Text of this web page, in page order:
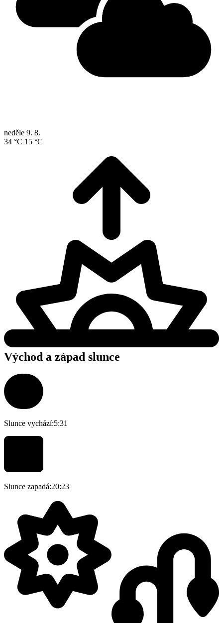
neděle 9. 8.
34 °C 15 °C
Východ a západ slunce
Slunce vychází:5:31
Slunce zapadá:20:23